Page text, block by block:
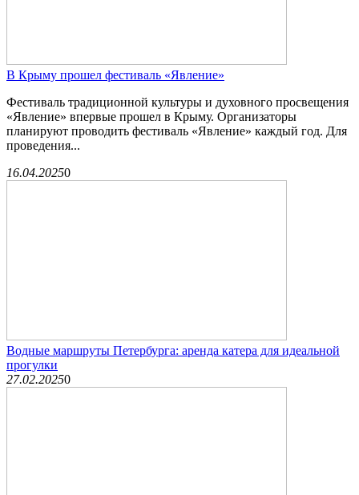
В Крыму прошел фестиваль «Явление»
Фестиваль традиционной культуры и духовного просвещения
«Явление» впервые прошел в Крыму. Организаторы
планируют проводить фестиваль «Явление» каждый год. Для
проведения...
16.04.20250
Водные маршруты Петербурга: аренда катера для идеальной
прогулки
27.02.20250